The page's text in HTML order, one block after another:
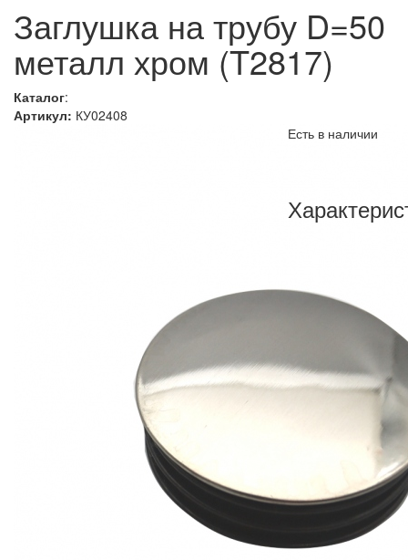
Заглушка на трубу D=50
металл хром (T2817)
Каталог:
Артикул: КУ02408
Есть в наличии